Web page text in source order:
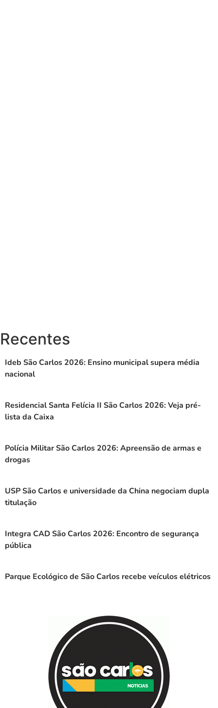
Recentes
Ideb São Carlos 2026: Ensino municipal supera média
nacional
Residencial Santa Felícia II São Carlos 2026: Veja pré-
lista da Caixa
Polícia Militar São Carlos 2026: Apreensão de armas e
drogas
USP São Carlos e universidade da China negociam dupla
titulação
Integra CAD São Carlos 2026: Encontro de segurança
pública
Parque Ecológico de São Carlos recebe veículos elétricos